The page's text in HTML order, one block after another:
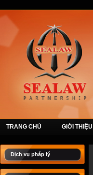
TRANG CHỦ GIỚI THIỆU
Dịch vụ pháp lý